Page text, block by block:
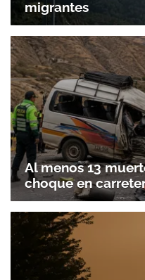
migrantes
Al menos 13
choque en